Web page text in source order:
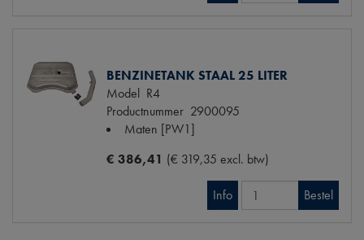
BENZINETANK STAAL 25 LITER
Model R4
Productnummer 2900095
Maten [PW1]
€ 386,41 (€ 319,35 excl. btw)
Info Bestel